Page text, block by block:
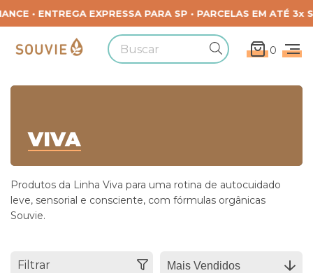
0
VIVA
Produtos da Linha Viva para uma rotina de autocuidado
leve, sensorial e consciente, com fórmulas orgânicas
Souvie.
Filtrar